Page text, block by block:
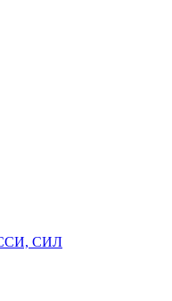
СИЛ